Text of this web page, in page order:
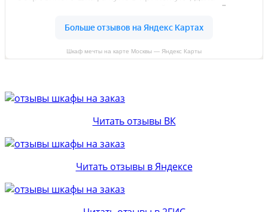
Шкаф мечты на карте Москвы — Яндекс Карты
Читать отзывы ВК
Читать отзывы в Яндексе